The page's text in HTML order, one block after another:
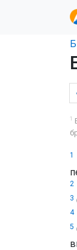
1
1
2
3
4
5